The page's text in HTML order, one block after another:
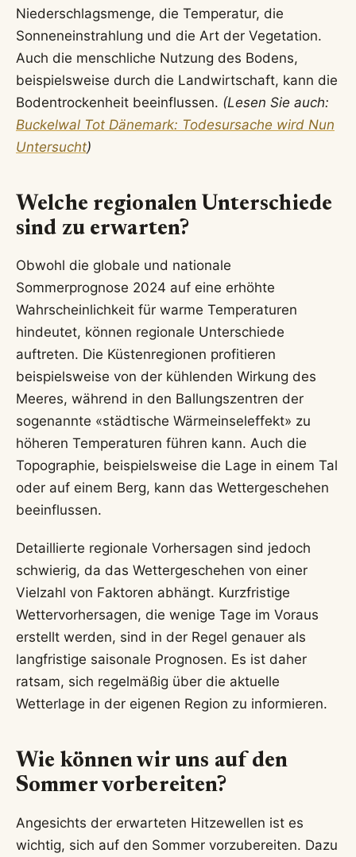
Niederschlagsmenge, die Temperatur, die
Sonneneinstrahlung und die Art der Vegetation.
Auch die menschliche Nutzung des Bodens,
beispielsweise durch die Landwirtschaft, kann die
Bodentrockenheit beeinflussen. (Lesen Sie auch:
Buckelwal Tot Dänemark: Todesursache wird Nun
Untersucht)
Welche regionalen Unterschiede
sind zu erwarten?
Obwohl die globale und nationale
Sommerprognose 2024 auf eine erhöhte
Wahrscheinlichkeit für warme Temperaturen
hindeutet, können regionale Unterschiede
auftreten. Die Küstenregionen profitieren
beispielsweise von der kühlenden Wirkung des
Meeres, während in den Ballungszentren der
sogenannte «städtische Wärmeinseleffekt» zu
höheren Temperaturen führen kann. Auch die
Topographie, beispielsweise die Lage in einem Tal
oder auf einem Berg, kann das Wettergeschehen
beeinflussen.
Detaillierte regionale Vorhersagen sind jedoch
schwierig, da das Wettergeschehen von einer
Vielzahl von Faktoren abhängt. Kurzfristige
Wettervorhersagen, die wenige Tage im Voraus
erstellt werden, sind in der Regel genauer als
langfristige saisonale Prognosen. Es ist daher
ratsam, sich regelmäßig über die aktuelle
Wetterlage in der eigenen Region zu informieren.
Wie können wir uns auf den
Sommer vorbereiten?
Angesichts der erwarteten Hitzewellen ist es
wichtig, sich auf den Sommer vorzubereiten. Dazu